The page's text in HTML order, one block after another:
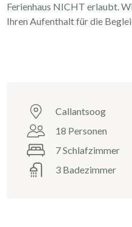
Ferienhaus NICHT erlaubt.
Ihren Aufenthalt für die
Callantsoog
18 Personen
7 Schlafzimmer
3 Badezimmer